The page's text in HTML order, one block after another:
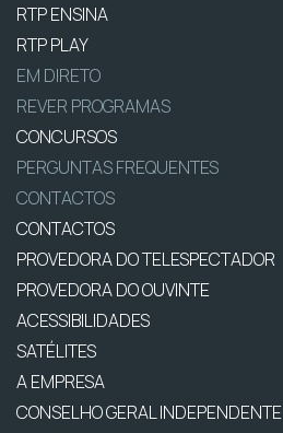
RTP ENSINA
RTP PLAY
EM DIRETO
REVER PROGRAMAS
CONCURSOS
PERGUNTAS FREQUENTES
CONTACTOS
CONTACTOS
PROVEDORA DO TELESPECTADOR
PROVEDORA DO OUVINTE
ACESSIBILIDADES
SATÉLITES
A EMPRESA
CONSELHO GERAL INDEPENDENTE